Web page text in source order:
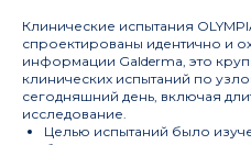
Клинические испытания
спроектированы идентично и
информации Galderma, это
клинических испытаний по
сегодняшний день, включая
исследование.
Целью испытаний было